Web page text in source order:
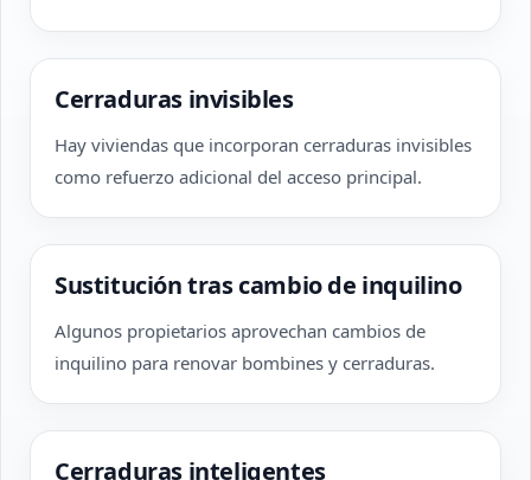
Cerraduras invisibles
Hay viviendas que incorporan cerraduras invisibles
como refuerzo adicional del acceso principal.
Sustitución tras cambio de inquilino
Algunos propietarios aprovechan cambios de
inquilino para renovar bombines y cerraduras.
Cerraduras inteligentes